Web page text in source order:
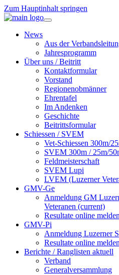
Zum Hauptinhalt springen
News
Aus der
Jahresprogramm
Über uns / Beitritt
Kontaktformular
Vorstand
Regionenobmänner
Ehrentafel
Im Andenken
Geschichte
Beitrittsformular
Schiessen / SVEM
Vet-Schiessen 300m/
SVEM 300m / 25m/
Feldmeisterschaft
SVEM Lupi
LVEM (Luzerner
GMV-Ge
Anmeldung GM
Veteranen (current)
Resultate online melden
GMV-Pi
Anmeldung Luzerner
Resultate online melden
Berichte / Ranglisten aktuell
Verband
Generalversammlung